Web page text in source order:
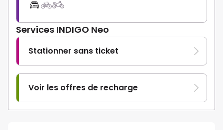
Services INDIGO Neo
Stationner sans ticket
Voir les offres de recharge